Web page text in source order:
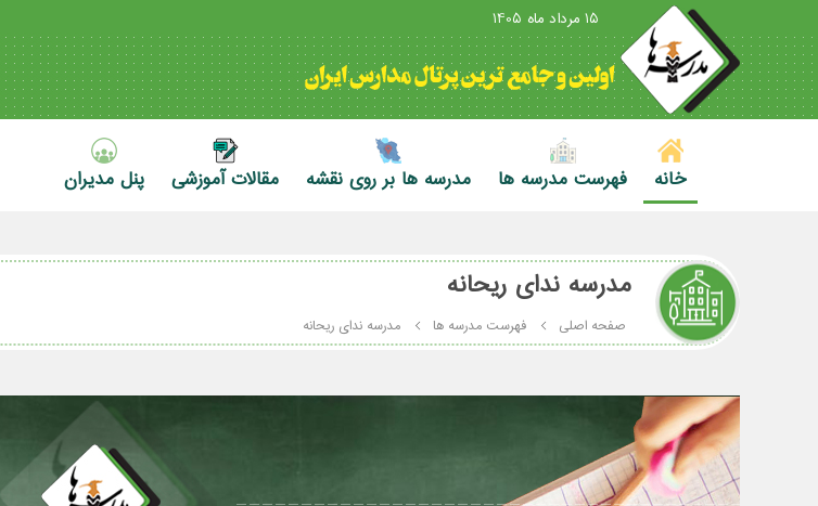
15 مرداد ماه 1405
خانه فهرست مدرسه ها مدرسه ها بر روی نقشه مقالات آموزشی پنل مدیران
مدرسه ندای ریحانه
صفحه اصلی فهرست مدرسه ها مدرسه ندای ریحانه